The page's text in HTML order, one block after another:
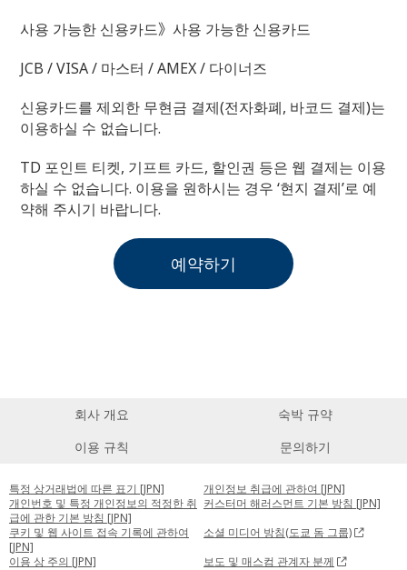
사용 가능한 신용카드》사용 가능한 신용카드
JCB / VISA / 마스터 / AMEX / 다이너즈
신용카드를 제외한 무현금 결제(전자화폐, 바코드 결제)는
이용하실 수 없습니다.
TD 포인트 티켓, 기프트 카드, 할인권 등은 웹 결제는 이용
하실 수 없습니다. 이용을 원하시는 경우 ‘현지 결제’로 예
약해 주시기 바랍니다.
예약하기
회사 개요
숙박 규약
이용 규칙
문의하기
특정 상거래법에 따른 표기 [JPN]
개인정보 취급에 관하여 [JPN]
개인번호 및 특정 개인정보의 적정한 취
급에 관한 기본 방침 [JPN]
커스터머 해러스먼트 기본 방침 [JPN]
쿠키 및 웹 사이트 접속 기록에 관하여
[JPN]
소셜 미디어 방침(도쿄 돔 그룹)
이용 상 주의 [JPN]
보도 및 매스컴 관계자 분께